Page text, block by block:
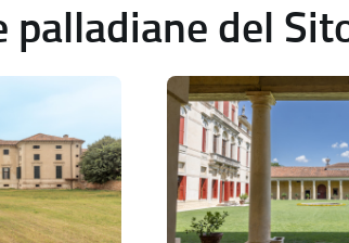
palladiane del